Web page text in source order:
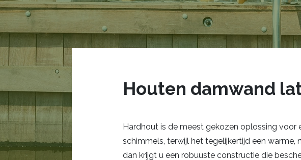
Houten damwand
Hardhout is de meest gekozen oplossing voor
schimmels, terwijl het tegelijkertijd een
dan krijgt u een robuuste constructie die